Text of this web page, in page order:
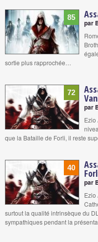
85
par
sortie plus rapprochée…
72
par
Ezio
que la Bataille de Forli, il reste
40
par
Ezio
surtout la qualité intrinsèque du
sympathiques pendant la